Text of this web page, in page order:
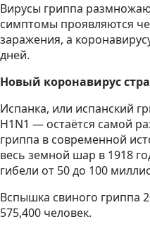
Вирусы гриппа
симптомы проявляются
заражения, а
дней.
Новый коронавирус
Испанка, или испанский
H1N1 — остаётся самой
гриппа в современной
весь земной шар в 1918
гибели от 50 до 100
Вспышка свиного гриппа
575,400 человек.